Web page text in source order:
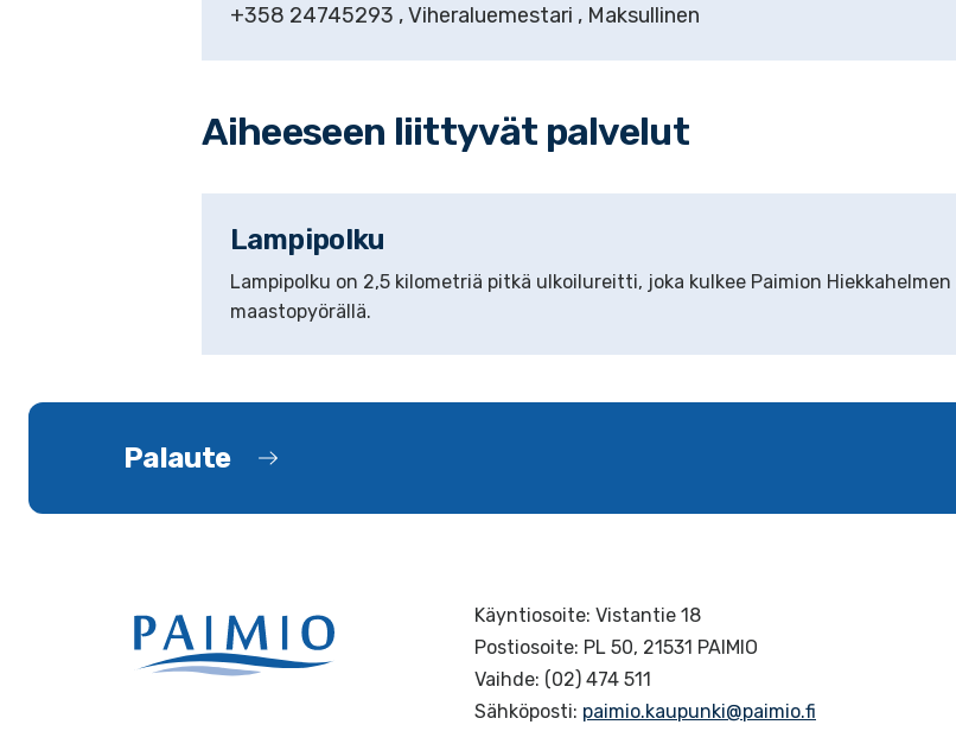
+358 24745293 , Viheraluemestari , Maksullinen
Aiheeseen liittyvät palvelut
Lampipolku
Lampipolku on 2,5 kilometriä pitkä ulkoilureitti, joka kulkee Paimion
maastopyörällä.
Palaute
Käyntiosoite: Vistantie 18
Postiosoite: PL 50, 21531 PAIMIO
Vaihde: (02) 474 511
Sähköposti: paimio.kaupunki@paimio.fi